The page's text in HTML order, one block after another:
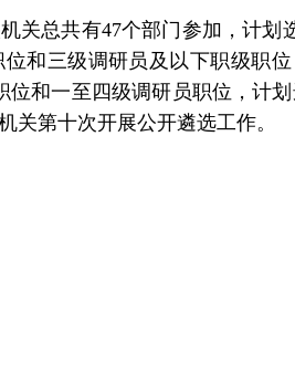
关总共有47个部门参加，计划
和三级调研员及以下职级职位
和一至四级调研员职位，计
关第十次开展公开遴选工作。